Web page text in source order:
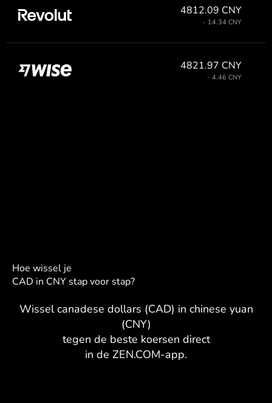
4812.09 CNY
- 14.34 CNY
4821.97 CNY
- 4.46 CNY
Hoe wissel je
CAD in CNY stap voor stap?
Wissel canadese dollars (CAD) in chinese yuan
(CNY)
tegen de beste koersen direct
in de ZEN.COM-app.